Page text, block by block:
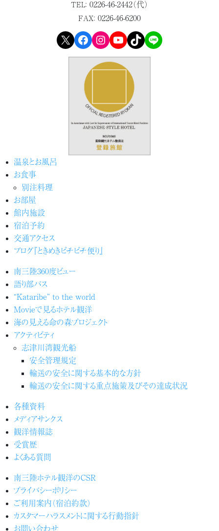
TEL： 0226-46-2442（代）
FAX： 0226-46-6200
X Facebook Instagram YouTube TikTok LINE
温泉とお風呂
お食事
別注料理
お部屋
館内施設
宿泊予約
交通アクセス
ブログ『ときめきピチピチ便り』
南三陸360度ビュー
語り部バス
“Kataribe” to the world
Movieで見るホテル観洋
海の見える命の森プロジェクト
アクティビティ
志津川湾観光船
安全管理規定
輸送の安全に関する基本的な方針
輸送の安全に関する重点施策及びその達成状況
各種資料
メディアサンクス
観洋情報誌
受賞歴
よくある質問
南三陸ホテル観洋のCSR
プライバシーポリシー
ご利用案内（宿泊約款）
カスタマーハラスメントに関する行動指針
お問い合わせ